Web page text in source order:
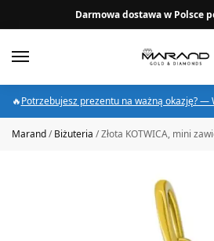
Darmowa dostawa w Polsce
🔥Potrzebujesz prezentu na ważną okazję?
Marand/Biżuteria /Złota KOTWICA, mini